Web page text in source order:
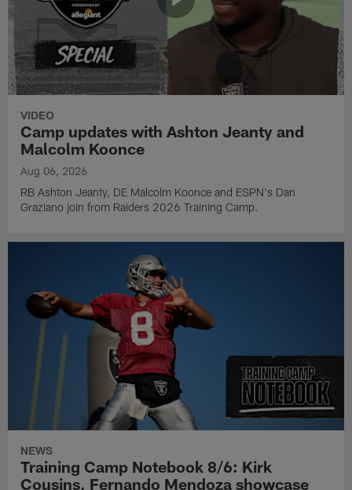
VIDEO
Camp updates with Ashton Jeanty and
Malcolm Koonce
Aug 06, 2026
RB Ashton Jeanty, DE Malcolm Koonce and ESPN's Dan
Graziano join from Raiders 2026 Training Camp.
NEWS
Training Camp Notebook 8/6: Kirk
Cousins, Fernando Mendoza showcase